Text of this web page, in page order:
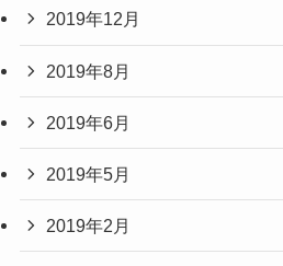
2019年12月
2019年8月
2019年6月
2019年5月
2019年2月